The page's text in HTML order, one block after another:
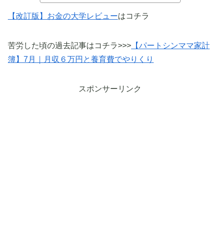
【改訂版】お金の大学レビューはコチラ
苦労した頃の過去記事はコチラ>>> 【パートシンママ家計
簿】7月｜月収６万円と養育費でやりくり
スポンサーリンク